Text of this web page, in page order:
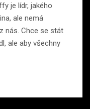
je lídr, jakého
ale nemá
nás. Chce se stát
ale aby všechny